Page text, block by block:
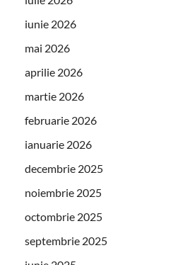
iunie 2026
mai 2026
aprilie 2026
martie 2026
februarie 2026
ianuarie 2026
decembrie 2025
noiembrie 2025
octombrie 2025
septembrie 2025